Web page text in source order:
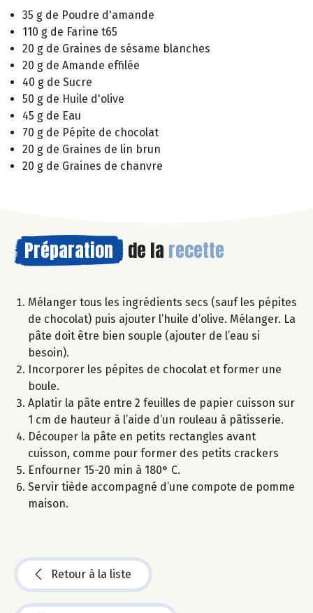
35 g de Poudre d'amande
110 g de Farine t65
20 g de Graines de sésame blanches
20 g de Amande effilée
40 g de Sucre
50 g de Huile d'olive
45 g de Eau
70 g de Pépite de chocolat
20 g de Graines de lin brun
20 g de Graines de chanvre
Préparation de la recette
Mélanger tous les ingrédients secs (sauf les pépites
de chocolat) puis ajouter l’huile d’olive. Mélanger. La
pâte doit être bien souple (ajouter de l’eau si
besoin).
Incorporer les pépites de chocolat et former une
boule.
Aplatir la pâte entre 2 feuilles de papier cuisson sur
1 cm de hauteur à l’aide d’un rouleau à pâtisserie.
Découper la pâte en petits rectangles avant
cuisson, comme pour former des petits crackers
Enfourner 15-20 min à 180° C.
Servir tiède accompagné d’une compote de pomme
maison.
Retour à la liste